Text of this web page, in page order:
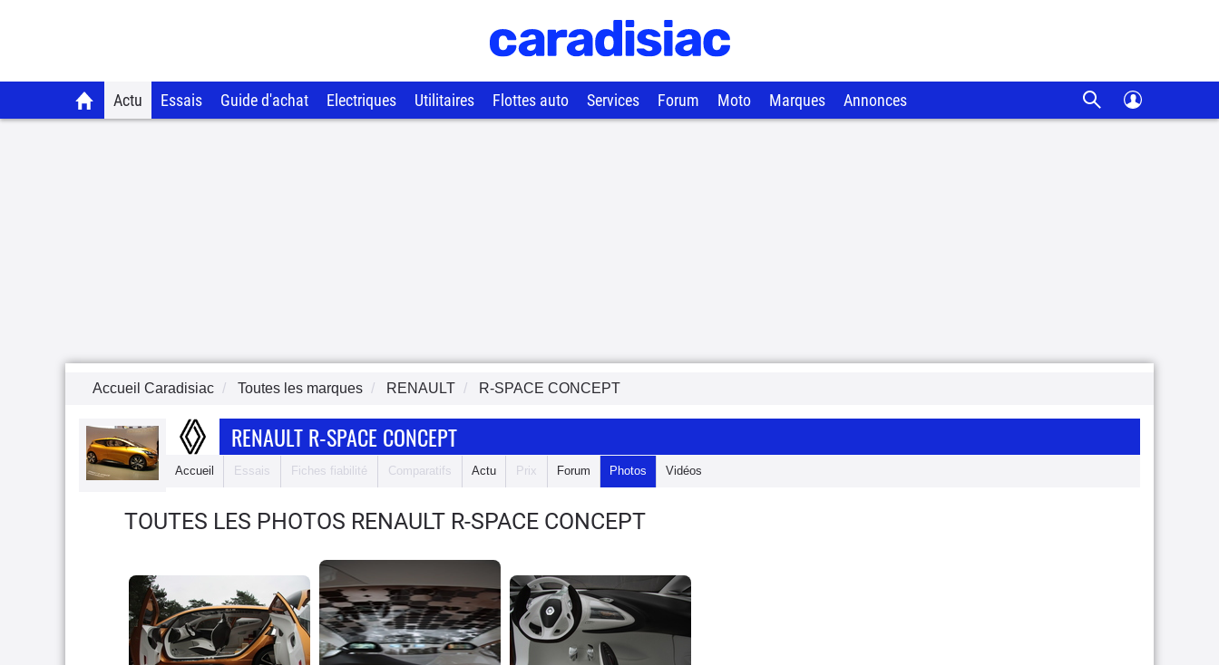
Actu Essais Guide d'achat Electriques Utilitaires Flottes auto Services Forum Moto Marques Annonces
Accueil Caradisiac Toutes les marques RENAULT R-SPACE CONCEPT
RENAULT R-SPACE CONCEPT
Accueil Essais Fiches fiabilité Comparatifs Actu Prix Forum Photos Vidéos
TOUTES LES PHOTOS RENAULT R-SPACE CONCEPT